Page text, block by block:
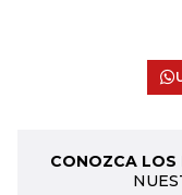
CONOZCA LOS